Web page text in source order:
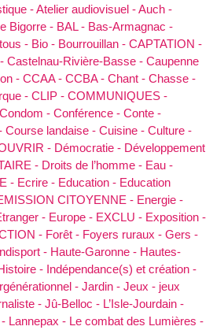
-Atelier audiovisuel -Auch -
Bigorre - BAL - Bas-Armagnac -
- Bio - Bourrouillan - CAPTATION -
Castelnau-Rivière-Basse - Caupenne
- CCAA - CCBA - Chant - Chasse -
- CLIP - COMMUNIQUES -
Condom - Conférence - Conte -
Course landaise - Cuisine - Culture -
- Démocratie - Développement
- Droits de l’homme - Eau -
- Ecrire - Education - Education
CITOYENNE - Energie -
- Europe - EXCLU - Exposition -
- Forêt - Foyers ruraux - Gers -
- Haute-Garonne - Hautes-
- Indépendance(s) et création -
- Jardin - Jeux - jeux
- Jû-Belloc - L’Isle-Jourdain -
Lannepax - Le combat des Lumières -